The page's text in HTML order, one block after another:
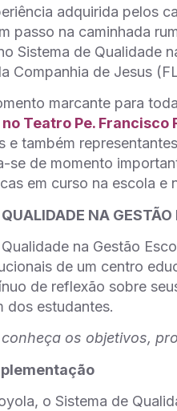
adquirida pelos
passo na caminhada
Sistema de Qualidade
Companhia de Jesus
marcante para
Teatro Pe. Francisco
e também
se de momento
em curso na escola e
NA GESTÃO
na Gestão
de um centro
de reflexão sobre
dos estudantes.
os objetivos,
o Sistema de